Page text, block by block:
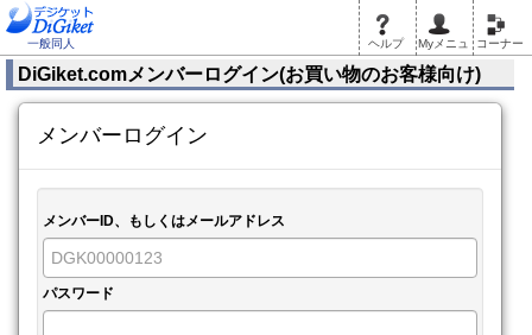
一般同人 ヘルプ Myメニュ コーナー
DiGiket.comメンバーログイン(お買い物のお客様向け)
メンバーログイン
メンバーID、もしくはメールアドレス
パスワード